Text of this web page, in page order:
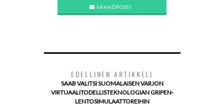
SÄHKÖPOSTI
EDELLINEN ARTIKKELI
SAAB VALITSI SUOMALAISEN VARJON
VIRTUAALITODELLISTEKNOLOGIAN GRIPEN-
LENTOSIMULAATTOREIHIN